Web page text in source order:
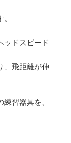
ッドスピード
、飛距離が伸
習器具を、